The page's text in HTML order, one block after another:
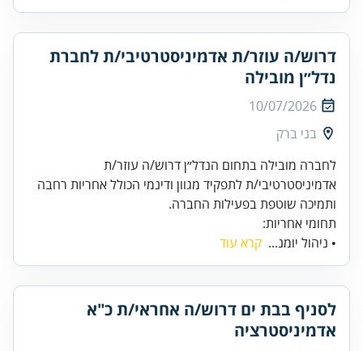
דרוש/ה עוזר/ת אדמיניסטרטיבי/ת לחברת
נדל״ן מובילה
10/07/2026
בני ברק
לחברה מובילה בתחום הנדל״ן דרוש/ה עוזר/ת
אדמיניסטרטיבי/ת לתפקיד מגוון ודינמי הכולל אחריות רחבה
ותמיכה שוטפת בפעילות החברה.
תחומי אחריות:
• ניהול יומנ... קרא עוד
לסניף בבת ים דרוש/ה אחראי/ת כ"א
אדמיניסטרציה